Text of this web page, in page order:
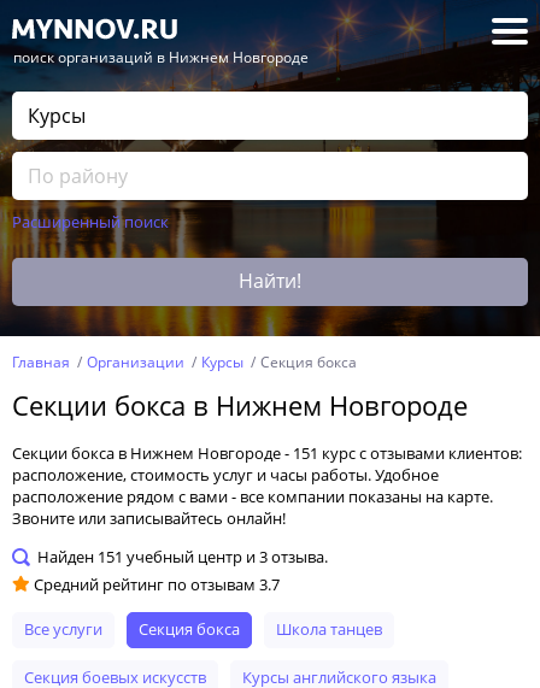
— поиск организаций в Нижнем Новгороде
Расширенный поиск
Найти!
Главная Организации Курсы Секция бокса
Секции бокса в Нижнем Новгороде
Секции бокса в Нижнем Новгороде - 151 курс с отзывами клиентов:
расположение, стоимость услуг и часы работы. Удобное
расположение рядом с вами - все компании показаны на карте.
Звоните или записывайтесь онлайн!
Найден 151 учебный центр и 3 отзыва.
Средний рейтинг по отзывам 3.7
Все услуги секция бокса школа танцев
секция боевых искусств курсы английского языка